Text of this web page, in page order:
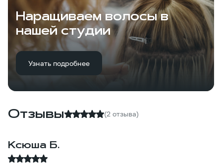
Наращиваем волосы в
нашей студии
Узнать подробнее
Отзывы (2 отзыва)
Ксюша Б.